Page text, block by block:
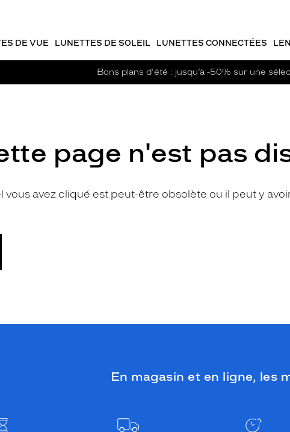
DE VUE LUNETTES DE SOLEIL LUNETTES CONNECTÉES
Bons plans d'été : jusqu’à -50% sur une
page n'est pas
vous avez cliqué est peut-être obsolète ou il peut y
En magasin et en ligne, les